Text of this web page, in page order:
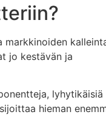
markkinoiden
jo kestävän ja
lyhytikäisiä
hieman